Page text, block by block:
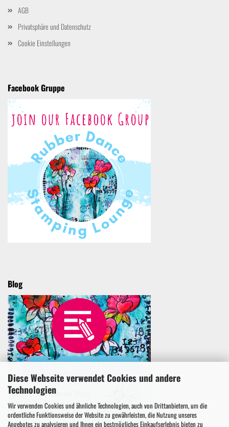
Diese Webseite verwendet Cookies und andere
Technologien
Wir verwenden Cookies und ähnliche Technologien, auch von Drittanbietern, um die
ordentliche Funktionsweise der Website zu gewährleisten, die Nutzung unseres
Angebotes zu analysieren und Ihnen ein bestmögliches Einkaufserlebnis bieten zu
AGB
Privatsphäre und Datenschutz
Cookie Einstellungen
Facebook Gruppe
Blog